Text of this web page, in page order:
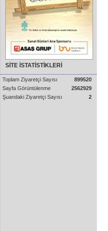
SİTE İSTATİSTİKLERİ
Toplam Ziyaretçi Sayısı
899520
Sayfa Görüntülenme
2562929
Şuandaki Ziyaretçi Sayısı
2